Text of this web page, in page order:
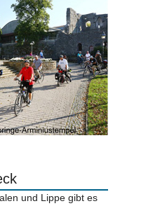
und Lippe gibt es